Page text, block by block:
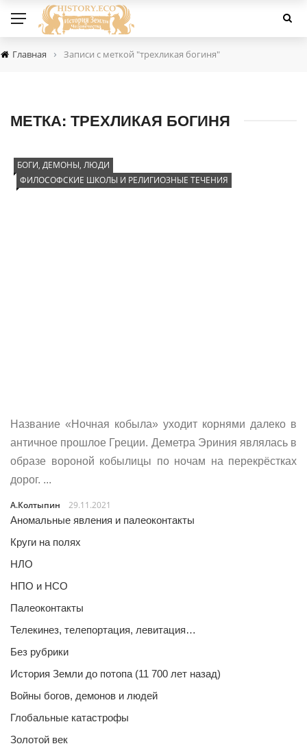
Главная › Записи с меткой "трехликая богиня"
МЕТКА: ТРЕХЛИКАЯ БОГИНЯ
БОГИ, ДЕМОНЫ, ЛЮДИ
ФИЛОСОФСКИЕ ШКОЛЫ И РЕЛИГИОЗНЫЕ ТЕЧЕНИЯ
Название «Ночная кобыла» уходит корнями далеко в
античное прошлое Греции. Деметра Эриния являлась в
образе вороной кобылицы по ночам на перекрёстках
дорог. ...
А.Колтыпин
29.11.2021
Аномальные явления и палеоконтакты
Круги на полях
НЛО
НПО и НСО
Палеоконтакты
Телекинез, телепортация, левитация…
Без рубрики
История Земли до потопа (11 700 лет назад)
Войны богов, демонов и людей
Глобальные катастрофы
Золотой век